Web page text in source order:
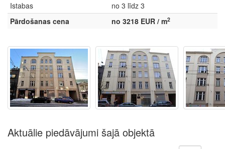
Istabas
no 3 līdz 3
Pārdošanas cena
no 3218 EUR / m2
Aktuālie piedāvājumi šajā objektā